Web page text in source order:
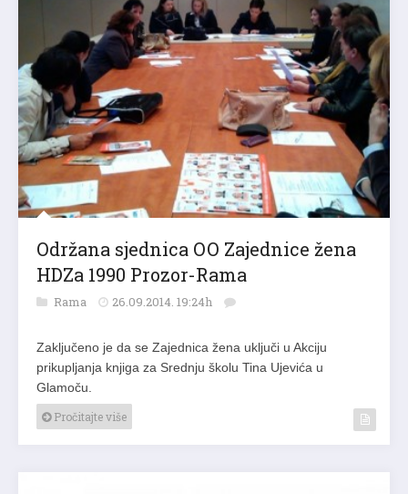
Održana sjednica OO Zajednice žena
HDZa 1990 Prozor-Rama
Rama 26.09.2014. 19:24h
Zaključeno je da se Zajednica žena uključi u Akciju
prikupljanja knjiga za Srednju školu Tina Ujevića u
Glamoču.
Pročitajte više